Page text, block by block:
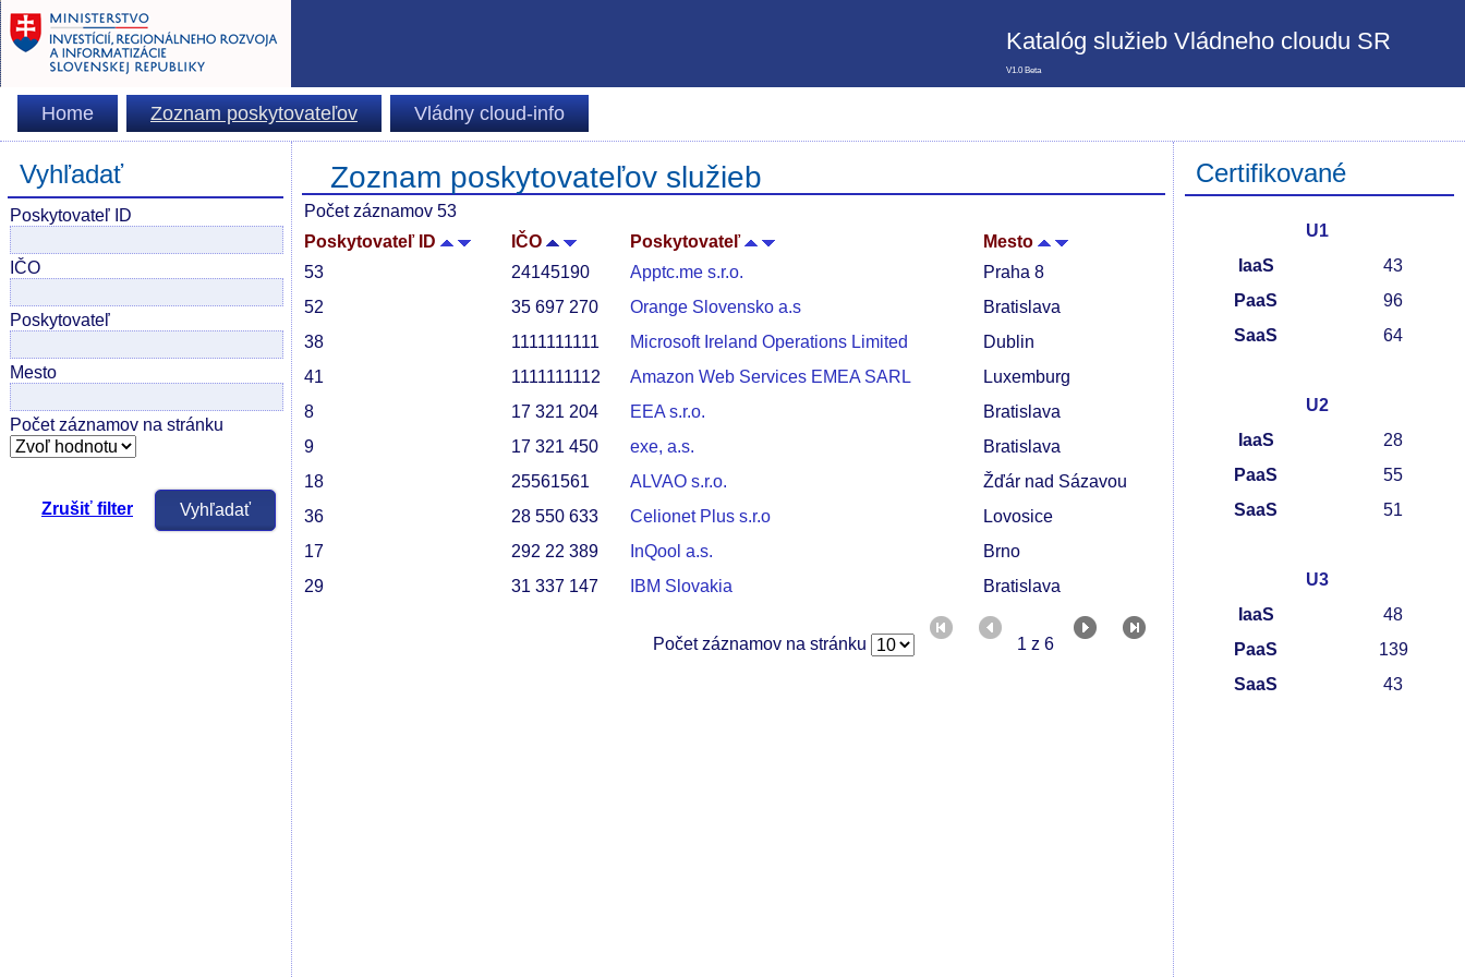
Katalóg služieb Vládneho cloudu SR
V1.0 Beta
Home Zoznam poskytovateľov Vládny cloud-info
Vyhľadať
Poskytovateľ ID
IČO
Poskytovateľ
Mesto
Počet záznamov na stránku
Zrušiť filter
Zoznam poskytovateľov služieb
Počet záznamov 53
Poskytovateľ ID
IČO Poskytovateľ
Mesto
53
24145190 Apptc.me s.r.o.
Praha 8
52
35 697 270 Orange Slovensko a.s
Bratislava
38
1111111111 Microsoft Ireland Operations Limited
Dublin
41
1111111112 Amazon Web Services EMEA SARL
Luxemburg
8
17 321 204 EEA s.r.o.
Bratislava
9
17 321 450 exe, a.s.
Bratislava
18
25561561 ALVAO s.r.o.
Žďár nad Sázavou
36
28 550 633 Celionet Plus s.r.o
Lovosice
17
292 22 389 InQool a.s.
Brno
29
31 337 147 IBM Slovakia Bratislava
Počet záznamov na stránku 1 z 6
Certifikované
U1
IaaS
43
PaaS
96
SaaS
64
U2
IaaS
28
PaaS
55
SaaS
51
U3
IaaS
48
PaaS
139
SaaS
43